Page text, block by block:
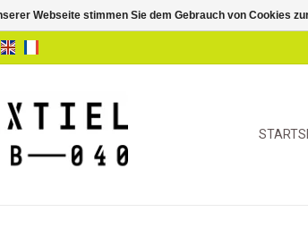
Webseite stimmen Sie dem Gebrauch von Cookies